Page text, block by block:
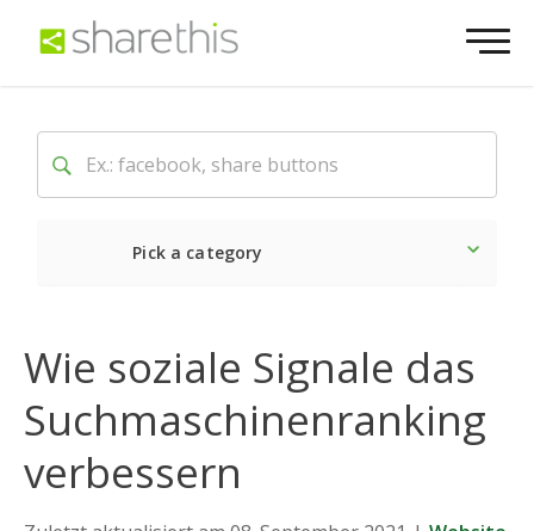
Pick a category
Wie soziale Signale das
Suchmaschinenranking
verbessern